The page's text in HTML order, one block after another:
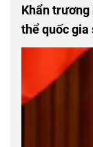
Khẩn
thể quốc gia